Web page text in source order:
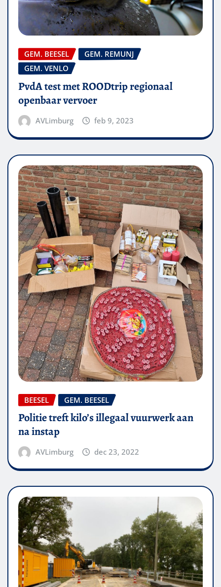
GEM. BEESEL
GEM. REMUNJ
GEM. VENLO
PvdA test met ROODtrip regionaal
openbaar vervoer
AVLimburg feb 9, 2023
BEESEL GEM. BEESEL
Politie treft kilo’s illegaal vuurwerk aan
na instap
AVLimburg dec 23, 2022